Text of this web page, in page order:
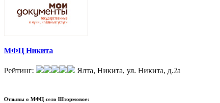
МФЦ Никита
Рейтинг: Ялта, Никита, ул. Никита, д.2а
Отзывы о МФЦ село Штормовое: